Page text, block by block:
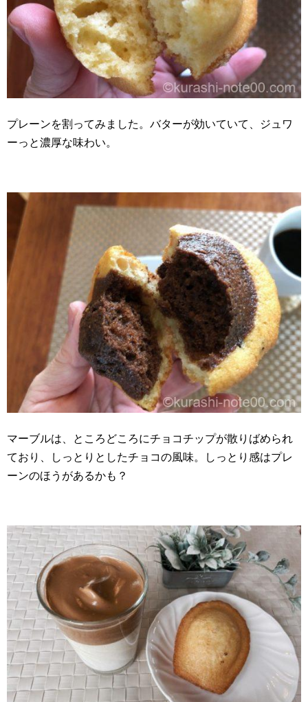
プレーンを割ってみました。バターが効いていて、ジュワ
ーっと濃厚な味わい。
マーブルは、ところどころにチョコチップが散りばめられ
ており、しっとりとしたチョコの風味。しっとり感はプレ
ーンのほうがあるかも？